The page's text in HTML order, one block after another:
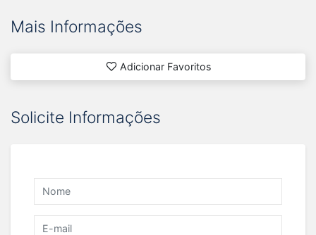
Mais Informações
Adicionar Favoritos
Solicite Informações